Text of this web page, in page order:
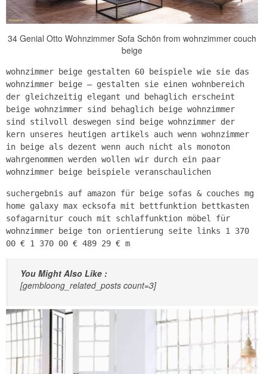
34 Genial Otto Wohnzimmer Sofa Schön from wohnzimmer couch
beige
wohnzimmer beige gestalten 60 beispiele wie sie das
wohnzimmer beige – gestalten sie einen wohnbereich
der gleichzeitig elegant und behaglich erscheint
beige wohnzimmer sind behaglich beige wohnzimmer
sind stilvoll deswegen sind beige wohnzimmer der
kern unseres heutigen artikels auch wenn wohnzimmer
in beige als dezent wenn auch nicht als monoton
wahrgenommen werden wollen wir durch ein paar
wohnzimmer beige beispiele veranschaulichen
suchergebnis auf amazon für beige sofas & couches mg
home galaxy max ecksofa mit bettfunktion bettkasten
sofagarnitur couch mit schlaffunktion möbel für
wohnzimmer beige ton orientierung seite links 1 370
00 € 1 370 00 € 489 29 € m
You Might Also Like :
[gembloong_related_posts count=3]